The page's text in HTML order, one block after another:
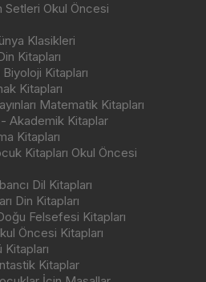
Setleri Okul Öncesi
Klasikleri
Kitapları
Kitapları
Kitapları
Matematik Kitapları
- Akademik Kitaplar
Kitapları
Kitapları Okul Öncesi
Dil Kitapları
Din Kitapları
Felsefesi Kitapları
Öncesi Kitapları
Kitaplar